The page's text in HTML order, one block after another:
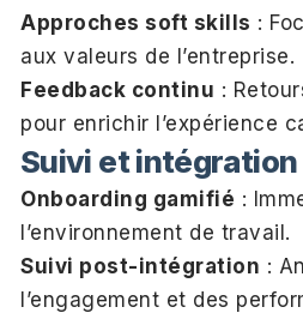
Approches soft skills :
aux valeurs de l’entreprise.
Feedback continu :
pour enrichir l’expérience
Suivi et intégration
Onboarding gamifié :
l’environnement de travail.
Suivi post-intégration :
l’engagement et des